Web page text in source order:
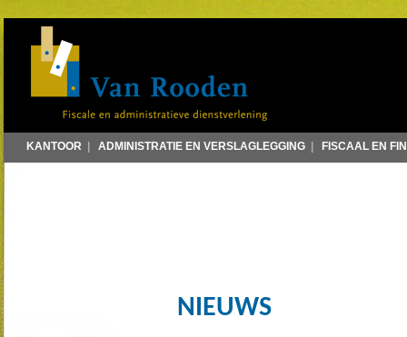
KANTOOR | ADMINISTRATIE EN VERSLAGLEGGING | FISCAAL EN
NIEUWS